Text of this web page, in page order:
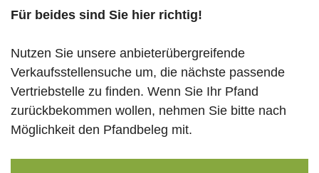
Für beides sind Sie hier richtig!
Nutzen Sie unsere anbieterübergreifende
Verkaufsstellensuche um, die nächste passende
Vertriebstelle zu finden. Wenn Sie Ihr Pfand
zurückbekommen wollen, nehmen Sie bitte nach
Möglichkeit den Pfandbeleg mit.